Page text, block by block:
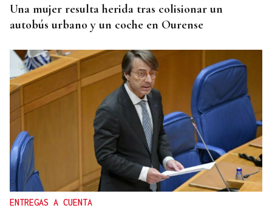
Una mujer resulta herida tras colisionar un
autobús urbano y un coche en Ourense
ENTREGAS A CUENTA